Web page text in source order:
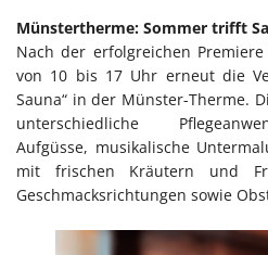
Münstertherme: Sommer trifft
Nach der erfolgreichen
von 10 bis 17 Uhr erneut die
Sauna“ in der Münster-Therme.
unterschiedliche
Aufgüsse, musikalische
mit frischen Kräutern und
Geschmacksrichtungen sowie